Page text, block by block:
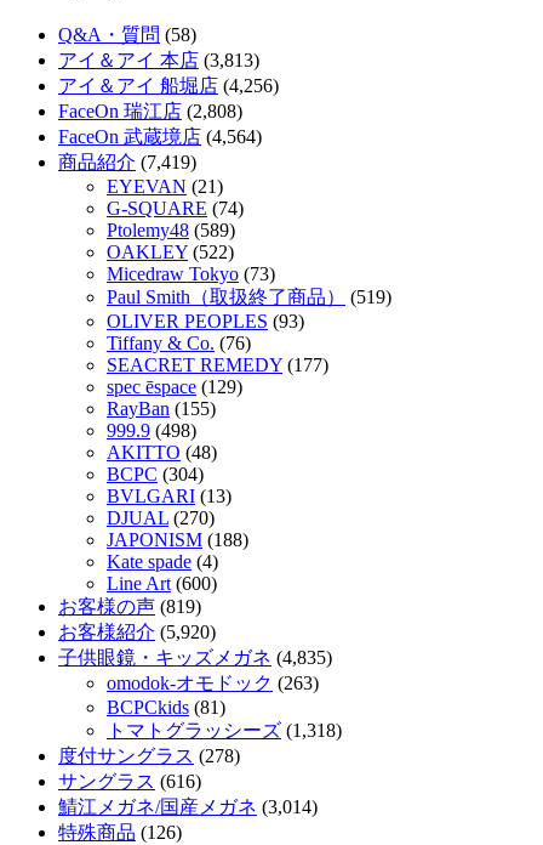
Q&A・質問 (58)
アイ＆アイ 本店 (3,813)
アイ＆アイ 船堀店 (4,256)
FaceOn 瑞江店 (2,808)
FaceOn 武蔵境店 (4,564)
商品紹介 (7,419)
EYEVAN (21)
G-SQUARE (74)
Ptolemy48 (589)
OAKLEY (522)
Micedraw Tokyo (73)
Paul Smith（取扱終了商品）
(519)
OLIVER PEOPLES (93)
Tiffany & Co. (76)
SEACRET REMEDY (177)
spec ēspace (129)
RayBan (155)
999.9 (498)
AKITTO (48)
BCPC (304)
BVLGARI (13)
DJUAL (270)
JAPONISM (188)
Kate spade (4)
Line Art (600)
お客様の声 (819)
お客様紹介 (5,920)
子供眼鏡・キッズメガネ (4,835)
omodok-オモドック (263)
BCPCkids (81)
トマトグラッシーズ (1,318)
度付サングラス (278)
サングラス (616)
鯖江メガネ/国産メガネ (3,014)
特殊商品 (126)